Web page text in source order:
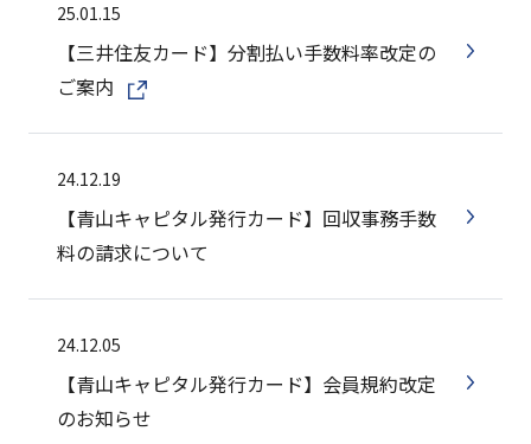
25.01.15
【三井住友カード】分割払い手数料率改定の
ご案内
24.12.19
【青山キャピタル発行カード】回収事務手数
料の請求について
24.12.05
【青山キャピタル発行カード】会員規約改定
のお知らせ